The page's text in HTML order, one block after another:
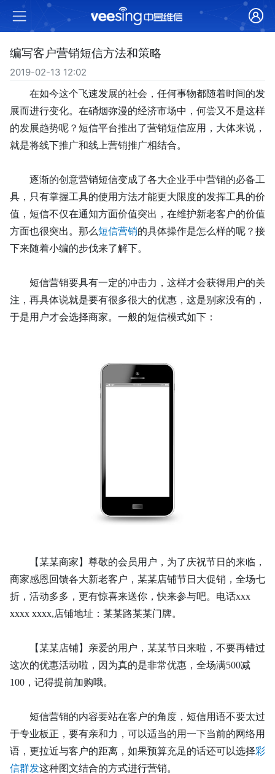
编写客户营销短信方法和策略
2019-02-13 12:02
在如今这个飞速发展的社会，任何事物都随着时间的发
展而进行变化。在硝烟弥漫的经济市场中，何尝又不是这样
的发展趋势呢？ 短信平台推出了营销短信应用，大体来说，
就是将线下推广和线上营销推广相结合。
逐渐的创意营销短信变成了各大企业手中营销的必备工
具 ，只有掌握工具的使用方法才能更大限度的发挥工具的价
值 ， 短信不仅在通知方面价值突出，在维护新老客户的价值
方面也很突出 。那么短信营销的具体操作是怎么样的呢？接
下来随着小编的步伐来了解下。
短信营销要具有一定的冲击力，这样才会获得用户的关
注，再具体说就是要有很多很大的优惠，这是别家没有的，
于是用户才会选择商家。一般的短信模式如下：
【某某商家】尊敬的会员用户，为了庆祝节日的来临，
商家感恩回馈各大新老客户，某某店铺节日大促销，全场七
折，活动多多，更有惊喜来送你，快来参与吧。电话xxx
xxxx xxxx,店铺地址：某某路某某门牌。
【某某店铺】亲爱的用户，某某节日来啦，不要再错过
这次的优惠活动啦，因为真的是非常优惠，全场满500减
100 ，记得提前加购哦。
短信营销的内容要站在客户的角度，短信用语不要太过
于专业板正，要有亲和力，可以适当的用一下当前的网络用
语，更拉近与客户的距离 ， 如果预算充足的话还可以选择彩
信群发这种图文结合的方式进行营销。